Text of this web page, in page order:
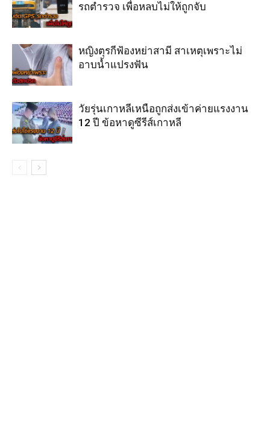
รถตำรวจ เพื่อหลบไม่ให้ถูกจับ
หญิงตุรกีฟ้องหย่าสามี สาเหตุเพราะไม่
อาบน้ำแปรงฟัน
วัยรุ่นเกาหลีเหนือถูกส่งเข้าค่ายแรงงาน
12 ปี ข้อหาดูซีรีส์เกาหลี